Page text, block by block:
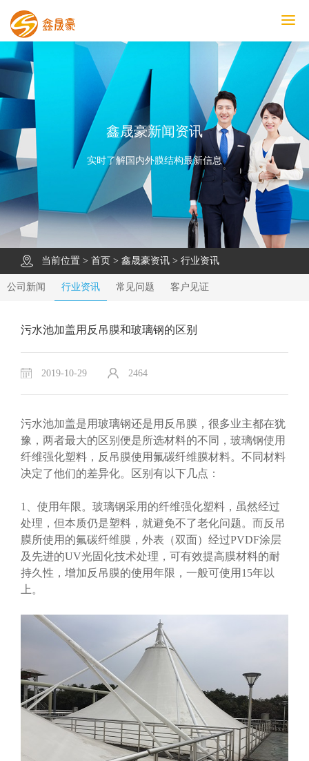
鑫晟豪首页
产品中心
工程案例
膜结构车棚
污水池反吊膜加盖
鑫晟豪资讯
关于鑫晟豪
联系鑫晟豪
鑫晟豪新闻资讯
实时了解国内外膜结构最新信息
当前位置 > 首页 > 鑫晟豪资讯 > 行业资讯
公司新闻 行业资讯 常见问题 客户见证
污水池加盖用反吊膜和玻璃钢的区别
2019-10-29 2464
污水池加盖是用玻璃钢还是用反吊膜，很多业主都在犹
豫，两者最大的区别便是所选材料的不同，玻璃钢使用
纤维强化塑料，反吊膜使用氟碳纤维膜材料。不同材料
决定了他们的差异化。区别有以下几点：
1、使用年限。玻璃钢采用的纤维强化塑料，虽然经过
处理，但本质仍是塑料，就避免不了老化问题。而反吊
膜所使用的氟碳纤维膜，外表（双面）经过PVDF涂层
及先进的UV光固化技术处理，可有效提高膜材料的耐
持久性，增加反吊膜的使用年限，一般可使用15年以
上。